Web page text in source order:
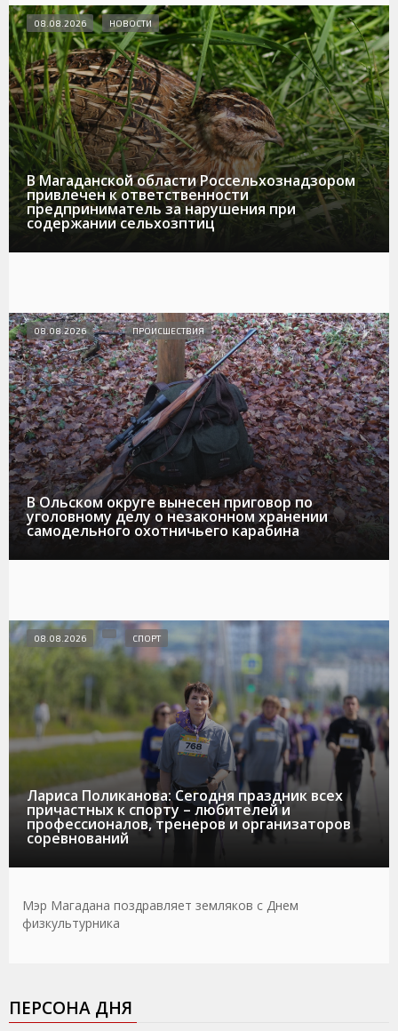
В Магаданской области Россельхознадзором
привлечен к ответственности
предприниматель за нарушения при
содержании сельхозптиц
08.08.2026 НОВОСТИ
В Ольском округе вынесен приговор по
уголовному делу о незаконном хранении
самодельного охотничьего карабина
08.08.2026 ПРОИСШЕСТВИЯ
Лариса Поликанова: Сегодня праздник всех
причастных к спорту – любителей и
профессионалов, тренеров и организаторов
соревнований
08.08.2026 СПОРТ
Мэр Магадана поздравляет земляков с Днем
физкультурника
ПЕРСОНА ДНЯ